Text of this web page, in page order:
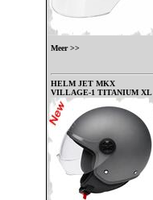
Meer >>
HELM JET MKX
VILLAGE-1 TITANIUM XL